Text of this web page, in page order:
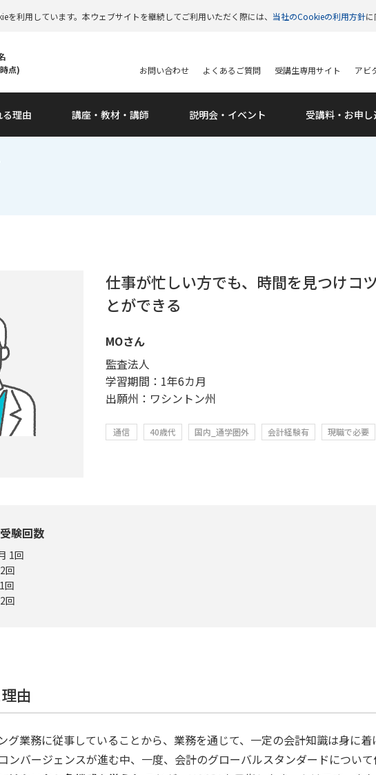
を利用しています。本ウェブサイトを継続してご利用いただく際には、 当社のCookieの利用方針
点)
理由 講座・教材・講師 説明会・ イベント 受講料・ お申
お問い合わせ よくあるご質問 受講生専用サイト アビ
仕事が忙しい方でも、時間を見つけコ
とができる
MOさん
監査法人
学習期間：1年6カ月
出願州：ワシントン州
通信 40歳代 国内_通学圏外 会計経験有 現職で必要
験回数
1回
回
回
回
由
グ業務に従事していることから、業務を通じて、一定の会計知識は身に
ンバージェンスが進む中、一度、会計のグローバルスタンダードについ